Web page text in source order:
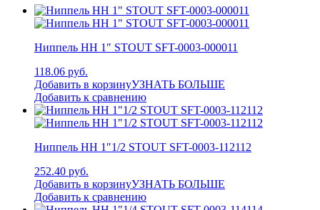
Ниппель НН 1″ STOUT SFT-0003-000011
118.06 руб.
Добавить в корзинуУЗНАТЬ БОЛЬШЕ
Добавить к сравнению
Ниппель НН 1″1/2 STOUT SFT-0003-112112
252.40 руб.
Добавить в корзинуУЗНАТЬ БОЛЬШЕ
Добавить к сравнению